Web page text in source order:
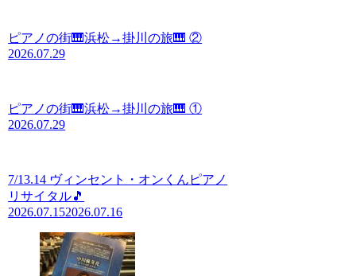
ピアノの街🎹浜松→掛川の旅🎹 ②
2026.07.29
ピアノの街🎹浜松→掛川の旅🎹 ①
2026.07.29
7/13.14 ヴィンセント・オンくんピアノ
リサイタル🎵
2026.07.152026.07.16